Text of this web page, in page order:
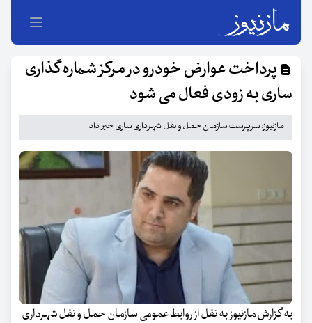
پرداخت عوارض خودرو در مرکز شماره گذاری
ساری به زودی فعال می شود
مازنیوز: سرپرست سازمان حمل و نقل شهرداری ساری خبر داد
به گزارش مازنیوز به نقل از روابط عمومی سازمان حمل و نقل شهرداری